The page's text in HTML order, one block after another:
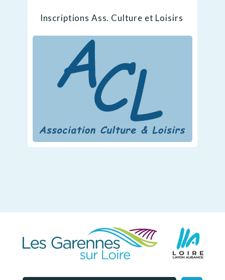
Inscriptions Ass. Culture et Loisirs